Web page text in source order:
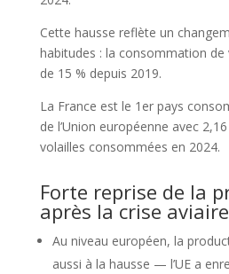
Cette hausse reflète un
habitudes : la consommation de
de 15 % depuis 2019.
La France est le 1er pays
de l’Union européenne avec
volailles consommées en 2024.
Forte reprise de la
après la crise aviaire
Au niveau européen, la
aussi à la hausse — l’UE a